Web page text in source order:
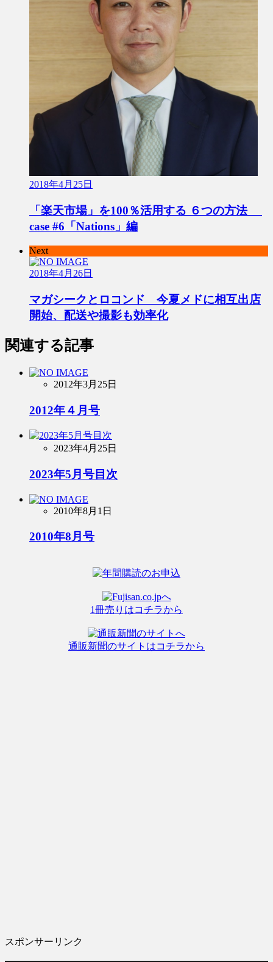
2018年4月25日
「楽天市場」を100％活用する ６つの方法
case #6「Nations」編
Next
2018年4月26日
マガシークとロコンド 今夏メドに相互出店
開始、配送や撮影も効率化
関連する記事
2012年3月25日
2012年４月号
2023年4月25日
2023年5月号目次
2010年8月1日
2010年8月号
1冊売りはコチラから
通販新聞のサイトはコチラから
スポンサーリンク